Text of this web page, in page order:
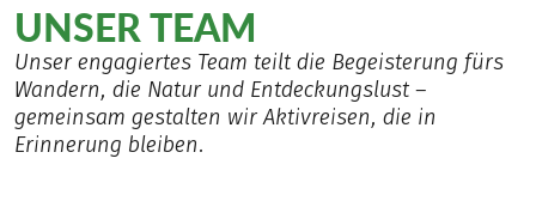
UNSER TEAM
Unser engagiertes Team teilt die Begeisterung fürs
Wandern, die Natur und Entdeckungslust –
gemeinsam gestalten wir Aktivreisen, die in
Erinnerung bleiben.